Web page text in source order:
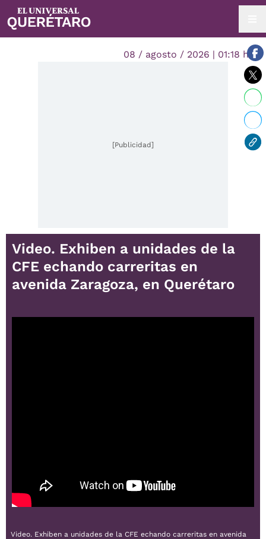
08 / agosto / 2026 | 01:18 hrs.
[Publicidad]
Video. Exhiben a unidades de la
CFE echando carreritas en
avenida Zaragoza, en Querétaro
Video. Exhiben a unidades de la CFE echando carreritas en avenida